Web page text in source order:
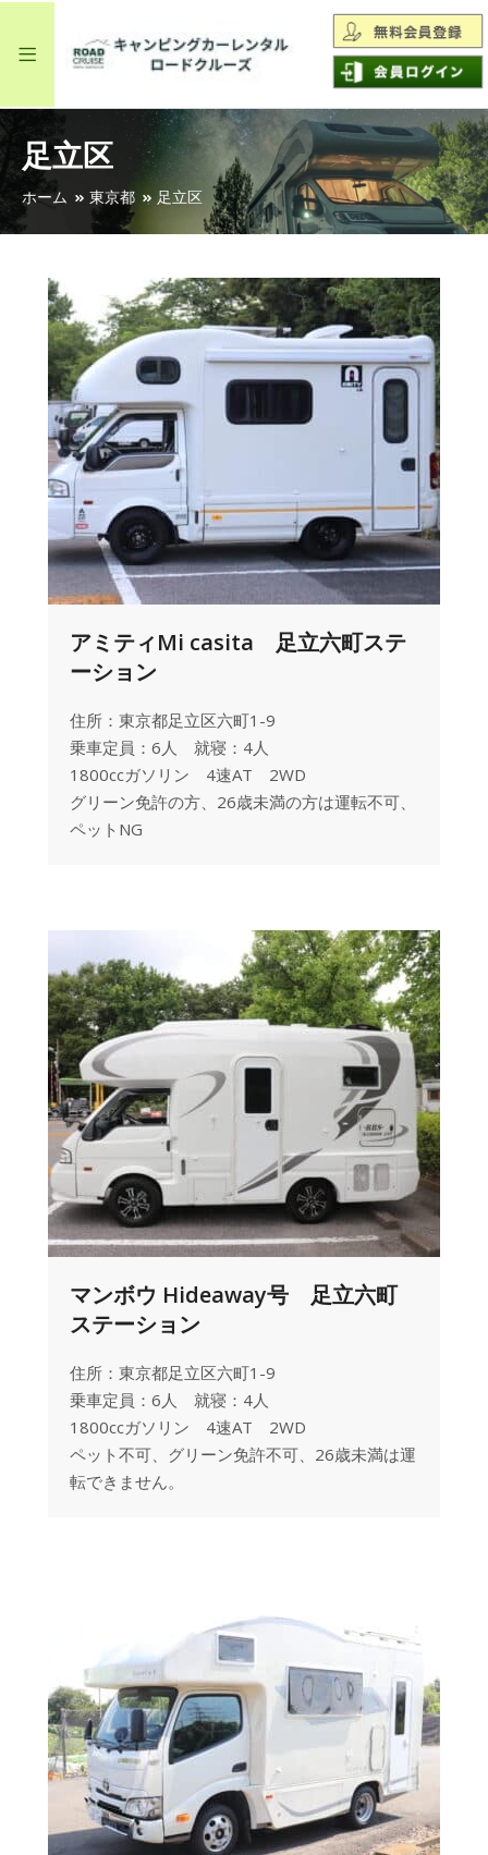
足立区
ホーム 東京都 足立区
アミティMi casita 足立六町ステ
ーション
住所：東京都足立区六町1-9
乗車定員：6人 就寝：4人
1800ccガソリン 4速AT 2WD
グリーン免許の方、26歳未満の方は運転不可、
ペットNG
マンボウ Hideaway号 足立六町
ステーション
住所：東京都足立区六町1-9
乗車定員：6人 就寝：4人
1800ccガソリン 4速AT 2WD
ペット不可、グリーン免許不可、26歳未満は運
転できません。